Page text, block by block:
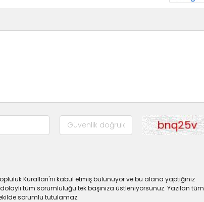
Kuralları'nı kabul etmiş bulunuyor ve bu alana yaptığınız
tüm sorumluluğu tek başınıza üstleniyorsunuz. Yazılan tüm
sorumlu tutulamaz.